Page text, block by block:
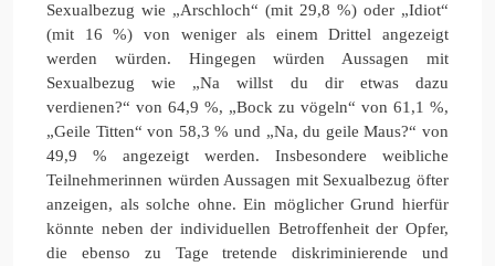
Sexualbezug wie „Arschloch“ (mit 29,8 %) oder „Idiot“
(mit 16 %) von weniger als einem Drittel angezeigt
werden würden. Hingegen würden Aussagen mit
Sexualbezug wie „Na willst du dir etwas dazu
verdienen?“ von 64,9 %, „Bock zu vögeln“ von 61,1 %,
„Geile Titten“ von 58,3 % und „Na, du geile Maus?“ von
49,9 % angezeigt werden. Insbesondere weibliche
Teilnehmerinnen würden Aussagen mit Sexualbezug öfter
anzeigen, als solche ohne. Ein möglicher Grund hierfür
könnte neben der individuellen Betroffenheit der Opfer,
die ebenso zu Tage tretende diskriminierende und